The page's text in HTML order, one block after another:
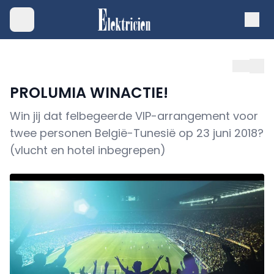
PROLUMIA WINACTIE!
Win jij dat felbegeerde VIP-arrangement voor
twee personen België-Tunesië op 23 juni 2018?
(vlucht en hotel inbegrepen)